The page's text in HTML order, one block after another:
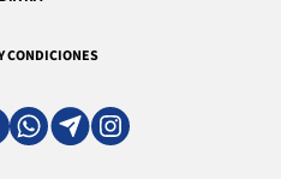
CONDICIONES